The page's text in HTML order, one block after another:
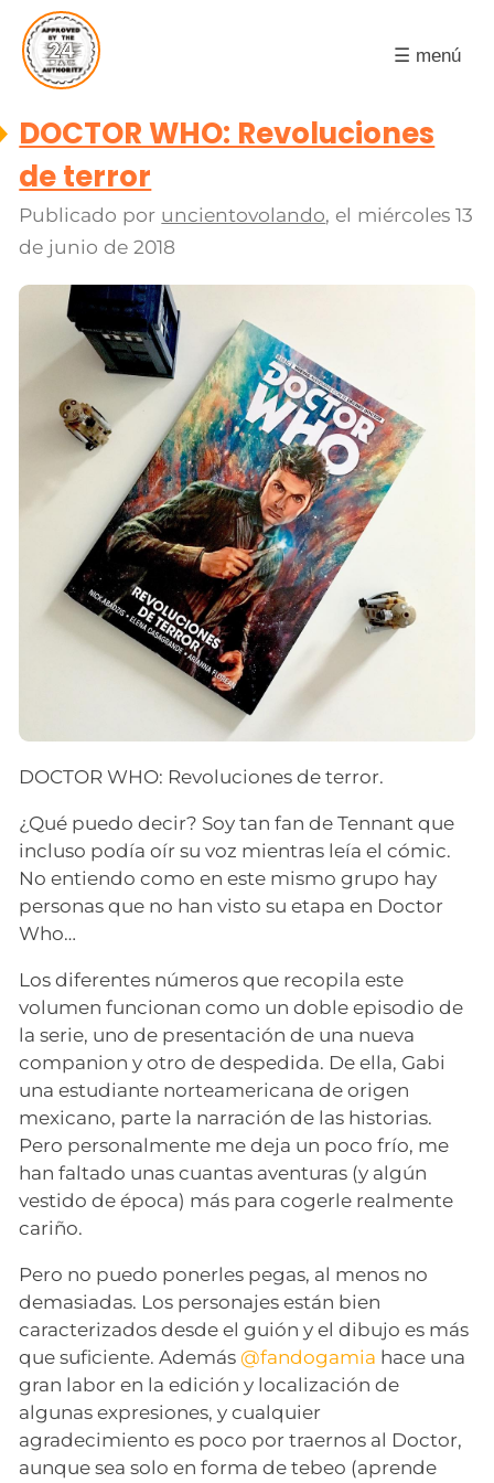
☰ menú
DOCTOR WHO: Revoluciones
de terror
Publicado por uncientovolando, el miércoles 13
de junio de 2018
DOCTOR WHO: Revoluciones de terror.
¿Qué puedo decir? Soy tan fan de Tennant que
incluso podía oír su voz mientras leía el cómic.
No entiendo como en este mismo grupo hay
personas que no han visto su etapa en Doctor
Who…
Los diferentes números que recopila este
volumen funcionan como un doble episodio de
la serie, uno de presentación de una nueva
companion y otro de despedida. De ella, Gabi
una estudiante norteamericana de origen
mexicano, parte la narración de las historias.
Pero personalmente me deja un poco frío, me
han faltado unas cuantas aventuras (y algún
vestido de época) más para cogerle realmente
cariño.
Pero no puedo ponerles pegas, al menos no
demasiadas. Los personajes están bien
caracterizados desde el guión y el dibujo es más
que suficiente. Además @fandogamia hace una
gran labor en la edición y localización de
algunas expresiones, y cualquier
agradecimiento es poco por traernos al Doctor,
aunque sea solo en forma de tebeo (aprende